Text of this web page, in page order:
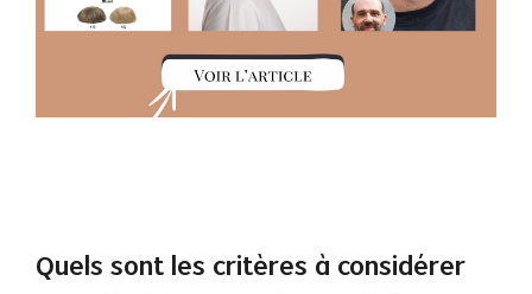
Quels sont les critères à considérer